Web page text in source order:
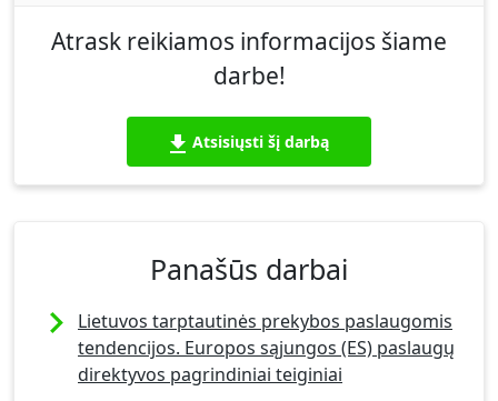
Atrask reikiamos informacijos šiame
darbe!
Atsisiųsti šį darbą
Panašūs darbai
Lietuvos tarptautinės prekybos paslaugomis
tendencijos. Europos sąjungos (ES) paslaugų
direktyvos pagrindiniai teiginiai